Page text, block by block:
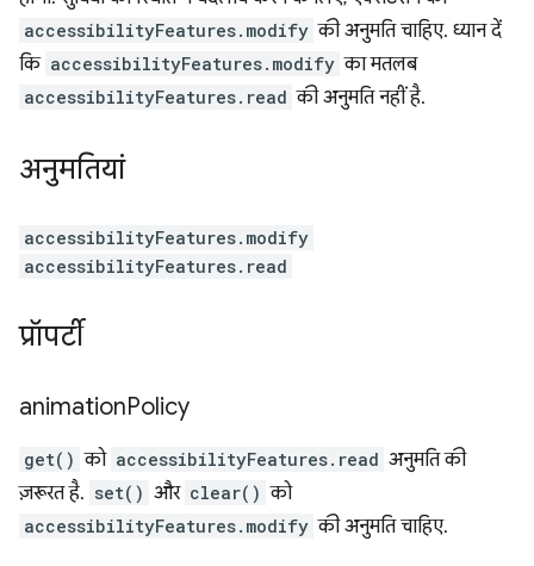
accessibilityFeatures.modify की अनुमति चाहिए. ध्यान दें
कि accessibilityFeatures.modify का मतलब
accessibilityFeatures.read की अनुमति नहीं है.
अनुमतियां
accessibilityFeatures.modify
accessibilityFeatures.read
प्रॉपर्टी
animationPolicy
get() को accessibilityFeatures.read अनुमति की
ज़रूरत है. set() और clear() को
accessibilityFeatures.modify की अनुमति चाहिए.